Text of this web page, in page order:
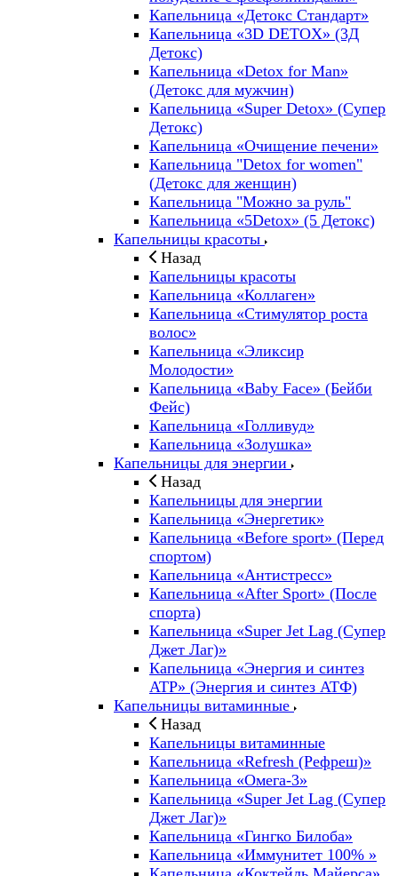
Капельница «Детокс Стандарт»
Капельница «3D DETOX» (3Д
Детокс)
Капельница «Detox for Man»
(Детокс для мужчин)
Капельница «Super Detox» (Супер
Детокс)
Капельница «Очищение печени»
Капельница "Detox for women"
(Детокс для женщин)
Капельница "Можно за руль"
Капельница «5Detox» (5 Детокс)
Капельницы красоты
Назад
Капельницы красоты
Капельница «Коллаген»
Капельница «Стимулятор роста
волос»
Капельница «Эликсир
Молодости»
Капельница «Baby Face» (Бейби
Фейс)
Капельница «Голливуд»
Капельница «Золушка»
Капельницы для энергии
Назад
Капельницы для энергии
Капельница «Энергетик»
Капельница «Before sport» (Перед
спортом)
Капельница «Антистресс»
Капельница «After Sport» (После
спорта)
Капельница «Super Jet Lag (Супер
Джет Лаг)»
Капельница «Энергия и синтез
ATP» (Энергия и синтез АТФ)
Капельницы витаминные
Назад
Капельницы витаминные
Капельница «Refresh (Рефреш)»
Капельница «Омега-3»
Капельница «Super Jet Lag (Супер
Джет Лаг)»
Капельница «Гингко Билоба»
Капельница «Иммунитет 100% »